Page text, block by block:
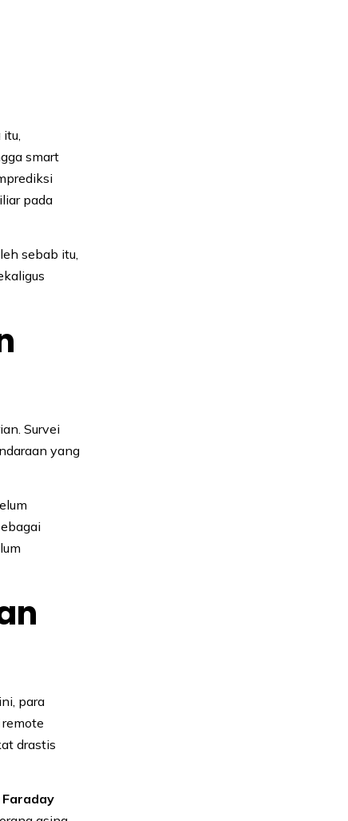
smart
pada
sebab itu,
Survei
yang
para
drastis
Faraday